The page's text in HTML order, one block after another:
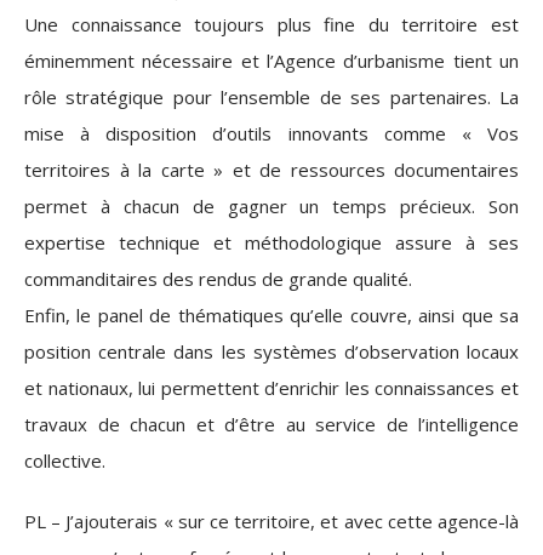
Une connaissance toujours plus fine du territoire est
éminemment nécessaire et l’Agence d’urbanisme tient un
rôle stratégique pour l’ensemble de ses partenaires. La
mise à disposition d’outils innovants comme « Vos
territoires à la carte » et de ressources documentaires
permet à chacun de gagner un temps précieux. Son
expertise technique et méthodologique assure à ses
commanditaires des rendus de grande qualité.
Enfin, le panel de thématiques qu’elle couvre, ainsi que sa
position centrale dans les systèmes d’observation locaux
et nationaux, lui permettent d’enrichir les connaissances et
travaux de chacun et d’être au service de l’intelligence
collective.
PL – J’ajouterais « sur ce territoire, et avec cette agence-là